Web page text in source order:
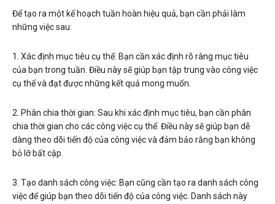
Để tạo ra một kế hoạch tuần hoàn hiệu quả, bạn cần phải làm
những việc sau:
1. Xác định mục tiêu cụ thể: Bạn cần xác định rõ ràng mục tiêu
của bạn trong tuần. Điều này sẽ giúp bạn tập trung vào công việc
cụ thể và đạt được những kết quả mong muốn.
2. Phân chia thời gian: Sau khi xác định mục tiêu, bạn cần phân
chia thời gian cho các công việc cụ thể. Điều này sẽ giúp bạn dễ
dàng theo dõi tiến độ của công việc và đảm bảo rằng bạn không
bỏ lỡ bất cập.
3. Tạo danh sách công việc: Bạn cũng cần tạo ra danh sách công
việc để giúp bạn theo dõi tiến độ của công việc. Danh sách này